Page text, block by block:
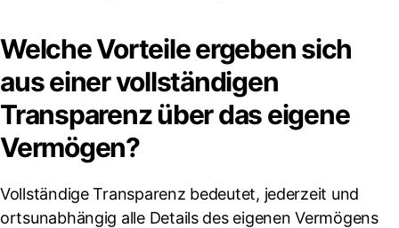
Welche Vorteile ergeben sich
aus einer vollständigen
Transparenz über das eigene
Vermögen?
Vollständige Transparenz bedeutet, jederzeit und
ortsunabhängig alle Details des eigenen Vermögens